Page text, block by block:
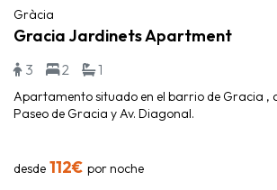
Gràcia
Gracia Jardinets Apartment
3 2 1
Apartamento situado en el barrio de Gracia ,
Paseo de Gracia y Av. Diagonal.
desde 112€ por noche